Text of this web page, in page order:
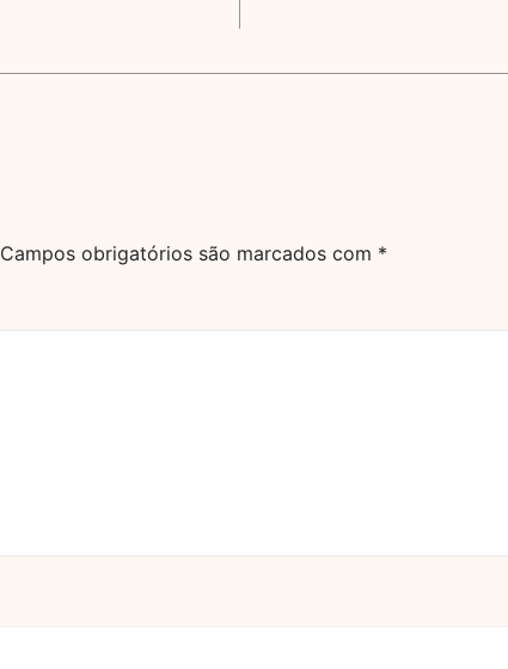
Campos obrigatórios são marcados com *